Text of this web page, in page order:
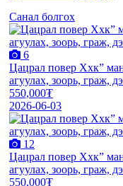
Санал болгох
6
Цацрал повер Ххк”
агуулах, зоорь, граж,
550,000₮
2026-06-03
12
Цацрал повер Ххк”
агуулах, зоорь, граж,
550,000₮